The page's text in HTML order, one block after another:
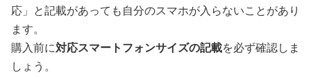
応」と記載があっても自分のスマホが入らないことがあり
ます。
購入前に対応スマートフォンサイズの記載を必ず確認しま
しょう。